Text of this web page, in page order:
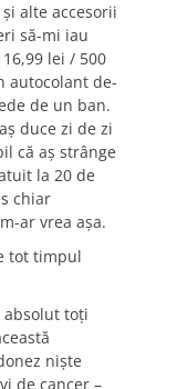
alte accesorii
să-mi iau
lei / 500
autocolant de-
de un ban.
duce zi de zi
că aș strânge
la 20 de
chiar
ar vrea așa.
tot timpul
toți
niște
de cancer –